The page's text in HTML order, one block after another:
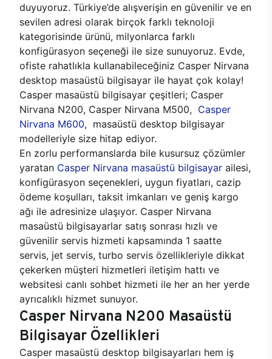
duyuyoruz. Türkiye’de alışverişin en güvenilir ve en
sevilen adresi olarak birçok farklı teknoloji
kategorisinde ürünü, milyonlarca farklı
konfigürasyon seçeneği ile size sunuyoruz. Evde,
ofiste rahatlıkla kullanabileceğiniz Casper Nirvana
desktop masaüstü bilgisayar ile hayat çok kolay!
Casper masaüstü bilgisayar çeşitleri; Casper
Nirvana N200, Casper Nirvana M500, Casper
Nirvana M600, masaüstü desktop bilgisayar
modelleriyle size hitap ediyor.
En zorlu performanslarda bile kusursuz çözümler
yaratan Casper Nirvana masaüstü bilgisayar ailesi,
konfigürasyon seçenekleri, uygun fiyatları, cazip
ödeme koşulları, taksit imkanları ve geniş kargo
ağı ile adresinize ulaşıyor. Casper Nirvana
masaüstü bilgisayarlar satış sonrası hızlı ve
güvenilir servis hizmeti kapsamında 1 saatte
servis, jet servis, turbo servis özellikleriyle dikkat
çekerken müşteri hizmetleri iletişim hattı ve
websitesi canlı sohbet hizmeti ile her an her yerde
ayrıcalıklı hizmet sunuyor.
Casper Nirvana N200 Masaüstü
Bilgisayar Özellikleri
Casper masaüstü desktop bilgisayarları hem iş